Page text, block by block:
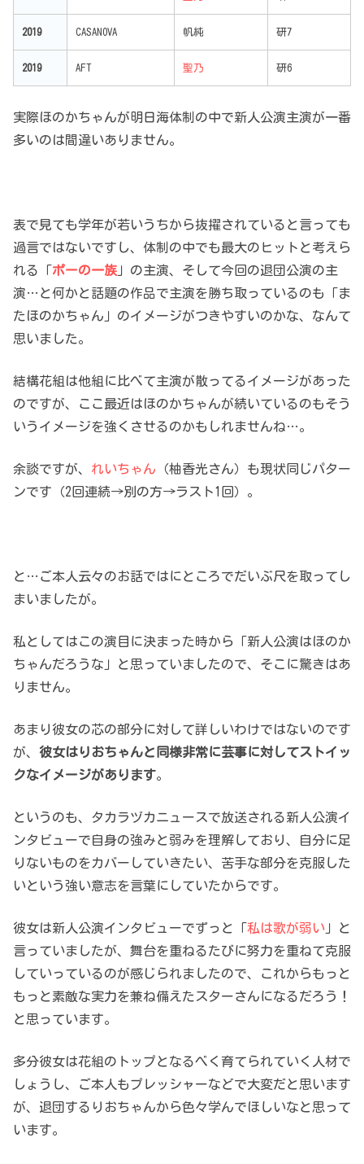
2019 CASANOVA 帆純 研7
2019 AFT 聖乃 研6
実際ほのかちゃんが明日海体制の中で新人公演主演が一番
多いのは間違いありません。
表で見ても学年が若いうちから抜擢されていると言っても
過言ではないですし、体制の中でも最大のヒットと考えら
れる「ポーの一族 」の主演、そして今回の退団公演の主
演…と何かと話題の作品で主演を勝ち取っているのも「ま
たほのかちゃん」のイメージがつきやすいのかな、なんて
思いました。
結構花組は他組に比べて主演が散ってるイメージがあった
のですが、ここ最近はほのかちゃんが続いているのもそう
いうイメージを強くさせるのかもしれませんね…。
余談ですが、 れいちゃん （柚香光さん）も現状同じパター
ンです（2回連続→別の方→ラスト1回）。
と…ご本人云々のお話ではにところでだいぶ尺を取ってし
まいましたが。
私としてはこの演目に決まった時から「新人公演はほのか
ちゃんだろうな」と思っていましたので、そこに驚きはあ
りません。
あまり彼女の芯の部分に対して詳しいわけではないのです
が、 彼女はりおちゃんと同様非常に芸事に対してストイッ
クなイメージがあります。
というのも、タカラヅカニュースで放送される新人公演イ
ンタビューで自身の強みと弱みを理解しており、自分に足
りないものをカバーしていきたい、苦手な部分を克服した
いという強い意志を言葉にしていたからです。
彼女は新人公演インタビューでずっと「私は歌が弱い 」と
言っていましたが、舞台を重ねるたびに努力を重ねて克服
していっているのが感じられましたので、これからもっと
もっと素敵な実力を兼ね備えたスターさんになるだろう！
と思っています。
多分彼女は花組のトップとなるべく育てられていく人材で
しょうし、ご本人もプレッシャーなどで大変だと思います
が、退団するりおちゃんから色々学んでほしいなと思って
います。